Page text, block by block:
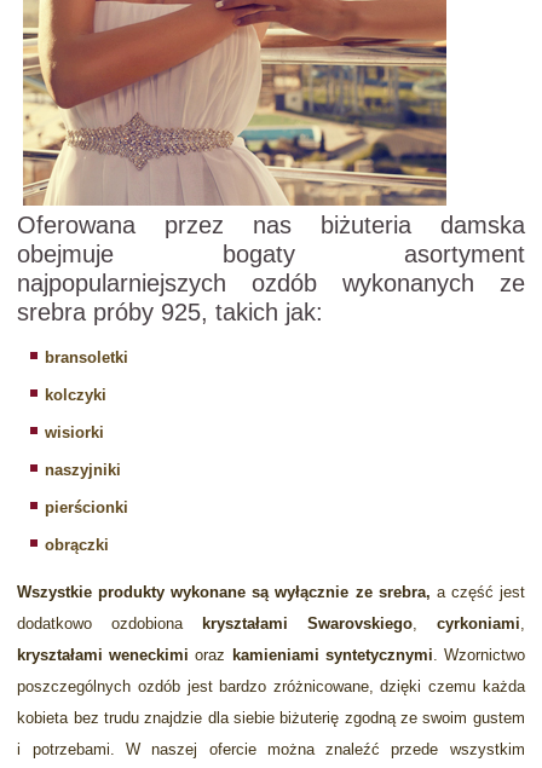
Oferowana przez nas biżuteria damska
obejmuje bogaty asortyment
najpopularniejszych ozdób wykonanych ze
srebra próby 925, takich jak:
bransoletki
kolczyki
wisiorki
naszyjniki
pierścionki
obrączki
Wszystkie produkty wykonane są wyłącznie ze srebra, a część jest
dodatkowo ozdobiona kryształami Swarovskiego, cyrkoniami
kryształami weneckimi oraz kamieniami syntetycznymi . Wzornictwo
poszczególnych ozdób jest bardzo zróżnicowane, dzięki czemu każda
kobieta bez trudu znajdzie dla siebie biżuterię zgodną ze swoim gustem
i potrzebami. W naszej ofercie można znaleźć przede wszystkim